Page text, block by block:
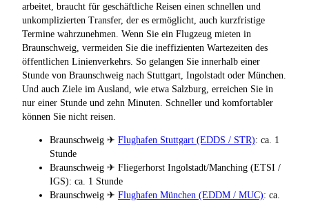
arbeitet, braucht für geschäftliche Reisen einen schnellen und
unkomplizierten Transfer, der es ermöglicht, auch kurzfristige
Termine wahrzunehmen. Wenn Sie ein Flugzeug mieten in
Braunschweig, vermeiden Sie die ineffizienten Wartezeiten des
öffentlichen Linienverkehrs. So gelangen Sie innerhalb einer
Stunde von Braunschweig nach Stuttgart, Ingolstadt oder München.
Und auch Ziele im Ausland, wie etwa Salzburg, erreichen Sie in
nur einer Stunde und zehn Minuten. Schneller und komfortabler
können Sie nicht reisen.
Braunschweig ✈ Flughafen Stuttgart (EDDS / STR): ca. 1
Stunde
Braunschweig ✈ Fliegerhorst Ingolstadt/Manching (ETSI /
IGS): ca. 1 Stunde
Braunschweig ✈ Flughafen München (EDDM / MUC): ca.